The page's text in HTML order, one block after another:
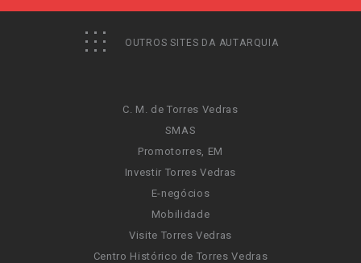
OUTROS SITES DA AUTARQUIA
C. M. de Torres Vedras
SMAS
Promotorres, EM
Investir Torres Vedras
E-negócios
Mobilidade
Visite Torres Vedras
Centro Histórico de Torres Vedras